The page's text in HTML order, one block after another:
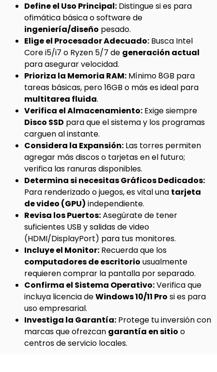
Define el Uso Principal: Distingue si es para
ofimática básica o software de
ingeniería/diseño pesado.
Elige el Procesador Adecuado: Busca Intel
Core i5/i7 o Ryzen 5/7 de generación actual
para asegurar velocidad.
Prioriza la Memoria RAM: Mínimo 8GB para
tareas básicas, pero 16GB o más es ideal para
multitarea fluida.
Verifica el Almacenamiento: Exige siempre
Disco SSD para que el sistema y los programas
carguen al instante.
Considera la Expansión: Las torres permiten
agregar más discos o tarjetas en el futuro;
verifica las ranuras disponibles.
Determina si necesitas Gráficos Dedicados:
Para renderizado o juegos, es vital una tarjeta
de video (GPU) independiente.
Revisa los Puertos:Asegúrate de tener
suficientes USB y salidas de video
(HDMI/DisplayPort) para tus monitores.
Incluye el Monitor: Recuerda que los
computadores de escritorio usualmente
requieren comprar la pantalla por separado.
Confirma el Sistema Operativo:Verifica que
incluya licencia deWindows 10/11 Pro si es para
uso empresarial.
Investiga la Garantía: Protege tu inversión con
marcas que ofrezcan garantía en sitio o
centros de servicio locales.